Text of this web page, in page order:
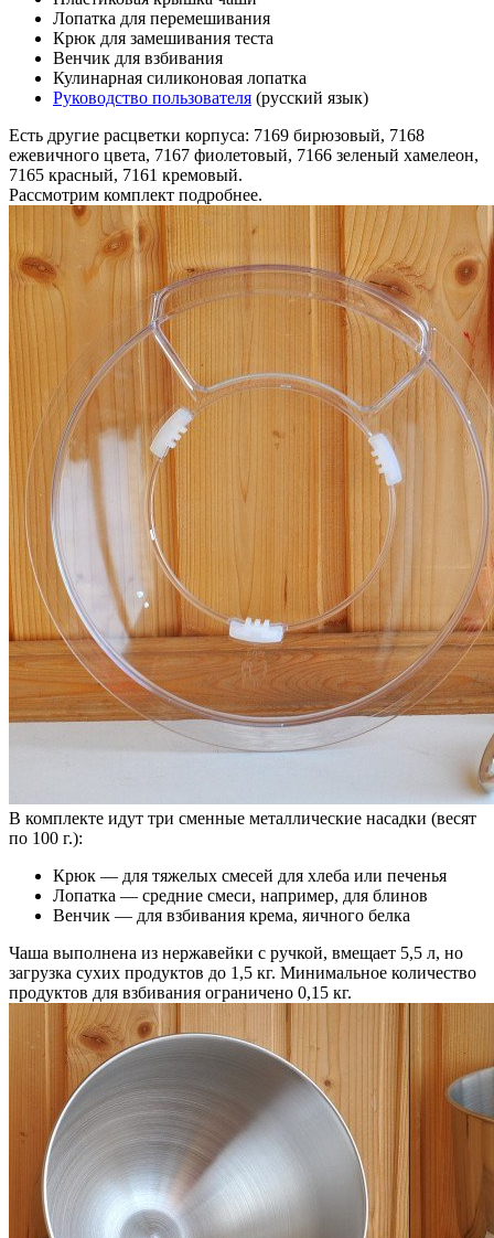
Лопатка для перемешивания
Крюк для замешивания теста
Венчик для взбивания
Кулинарная силиконовая лопатка
Руководство пользователя (русский язык)
Есть другие расцветки корпуса: 7169 бирюзовый, 7168
ежевичного цвета, 7167 фиолетовый, 7166 зеленый хамелеон,
7165 красный, 7161 кремовый.
Рассмотрим комплект подробнее.
В комплекте идут три сменные металлические насадки (весят
по 100 г.):
Крюк — для тяжелых смесей для хлеба или печенья
Лопатка — средние смеси, например, для блинов
Венчик — для взбивания крема, яичного белка
Чаша выполнена из нержавейки с ручкой, вмещает 5,5 л, но
загрузка сухих продуктов до 1,5 кг. Минимальное количество
продуктов для взбивания ограничено 0,15 кг.